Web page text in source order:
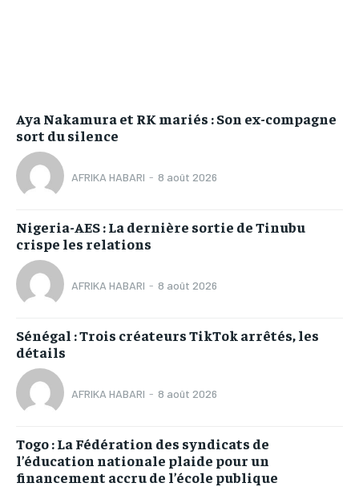
Aya Nakamura et RK mariés : Son ex-compagne
sort du silence
AFRIKA HABARI - 8 août 2026
Nigeria-AES : La dernière sortie de Tinubu
crispe les relations
AFRIKA HABARI - 8 août 2026
Sénégal : Trois créateurs TikTok arrêtés, les
détails
AFRIKA HABARI - 8 août 2026
Togo : La Fédération des syndicats de
l’éducation nationale plaide pour un
financement accru de l’école publique